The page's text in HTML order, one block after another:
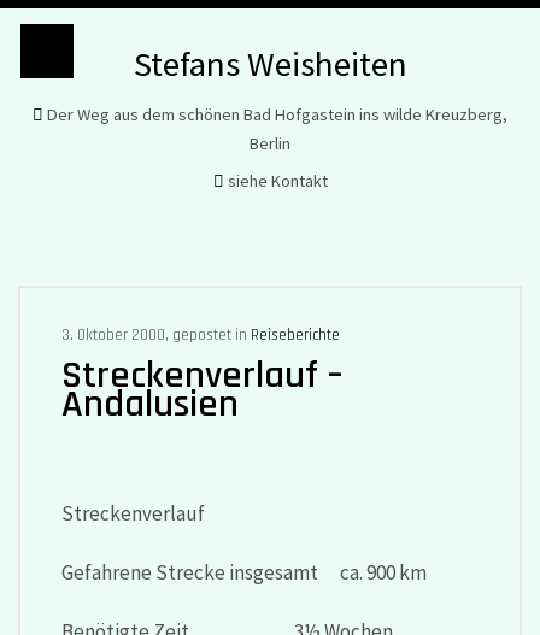
Stefans Weisheiten
Der Weg aus dem schönen Bad Hofgastein ins wilde Kreuzberg,
Berlin
siehe Kontakt
3. Oktober 2000, gepostet in Reiseberichte
Streckenverlauf –
Andalusien
Streckenverlauf
Gefahrene Strecke insgesamt ca. 900 km